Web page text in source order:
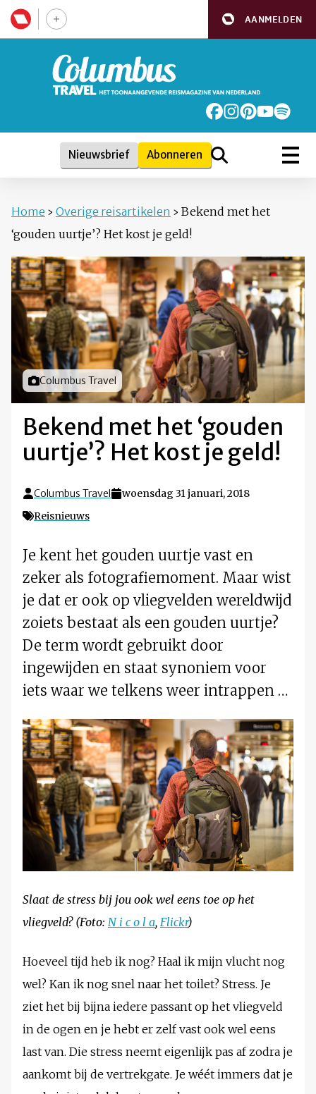
AANMELDEN
Nieuwsbrief Abonneren
Home › Overige reisartikelen › Bekend met het
‘gouden uurtje’? Het kost je geld!
Foto door
Columbus Travel
Bekend met het ‘gouden
uurtje’? Het kost je geld!
Columbus Travel
woensdag 31 januari, 2018
Reisnieuws
Je kent het gouden uurtje vast en
zeker als fotografiemoment. Maar wist
je dat er ook op vliegvelden wereldwijd
zoiets bestaat als een gouden uurtje?
De term wordt gebruikt door
ingewijden en staat synoniem voor
iets waar we telkens weer intrappen …
Slaat de stress bij jou ook wel eens toe op het
vliegveld? (Foto: N i c o l a, Flickr)
Hoeveel tijd heb ik nog? Haal ik mijn vlucht nog
wel? Kan ik nog snel naar het toilet? Stress. Je
ziet het bij bijna iedere passant op het vliegveld
in de ogen en je hebt er zelf vast ook wel eens
last van. Die stress neemt eigenlijk pas af zodra je
aankomt bij de vertrekgate. Je wéét immers dat je